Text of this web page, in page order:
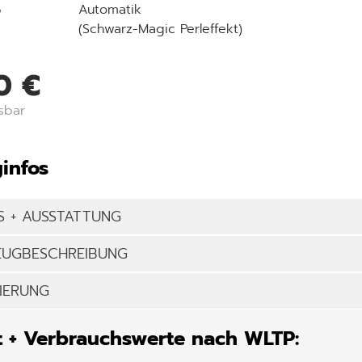
Automatik
(Schwarz-Magic Perleffekt)
€
+ AUSSTATTUNG
+ Verbrauchswerte nach WLTP: